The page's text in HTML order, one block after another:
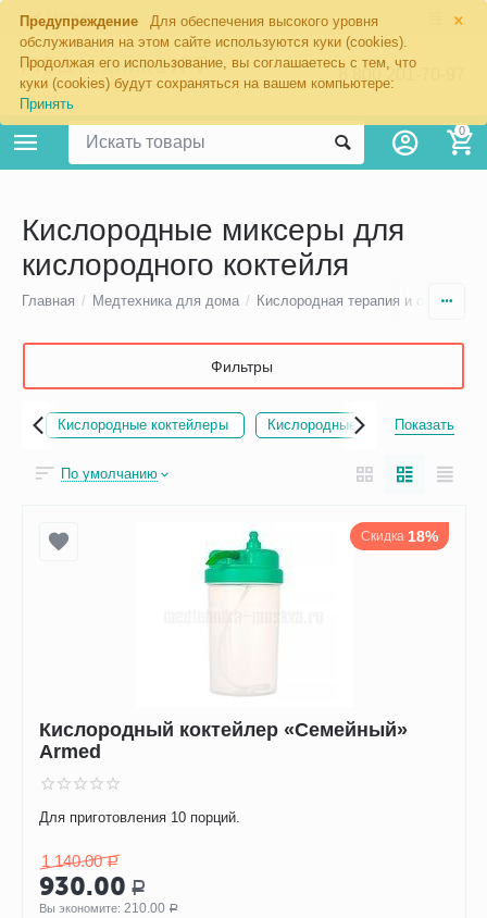
×
Предупреждение
Для обеспечения высокого уровня
обслуживания на этом сайте используются куки (cookies).
Продолжая его использование, вы соглашаетесь с тем, что
куки (cookies) будут сохраняться на вашем компьютере:
Принять
Москва
8 800 201-70-97
0
Кислородные миксеры для
кислородного коктейля
Главная / Медтехника для дома / Кислородная терапия и
Фильтры
Кислородные коктейлеры Кислородные подушкиПоказать
По умолчанию
Скидка 18%
Кислородный коктейлер «Семейный»
Armed
Для приготовления 10 порций.
1 140.00 Р
930.00 Р
Вы экономите: 210.00 Р